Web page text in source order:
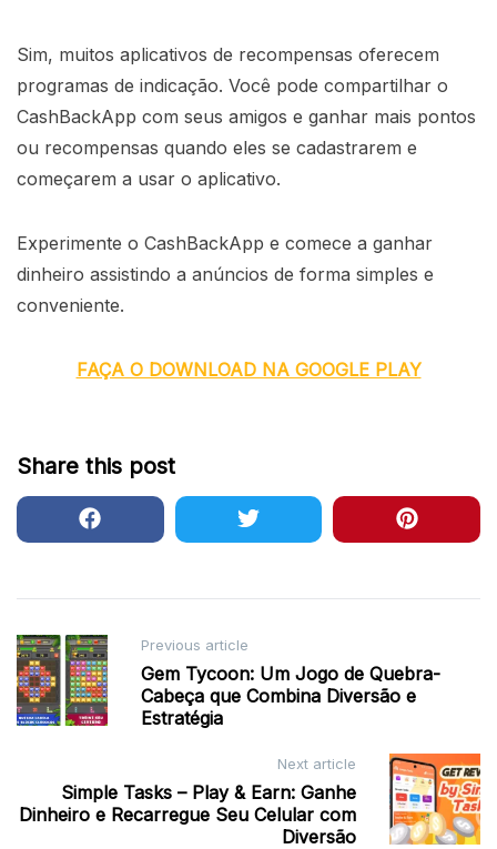
Sim, muitos aplicativos de recompensas oferecem
programas de indicação. Você pode compartilhar o
CashBackApp com seus amigos e ganhar mais pontos
ou recompensas quando eles se cadastrarem e
começarem a usar o aplicativo.
Experimente o CashBackApp e comece a ganhar
dinheiro assistindo a anúncios de forma simples e
conveniente.
FAÇA O DOWNLOAD NA GOOGLE PLAY
Share this post
Post
navigation
Previous article
Gem Tycoon: Um Jogo de Quebra-
Cabeça que Combina Diversão e
Estratégia
Next article
Simple Tasks – Play & Earn: Ganhe
Dinheiro e Recarregue Seu Celular com
Diversão